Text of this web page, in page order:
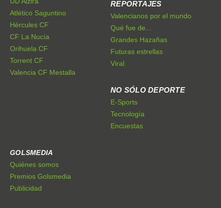
Atlético Saguntino
Hércules CF
CF La Nucía
Orihuela CF
Torrent CF
Valencia CF Mestalla
REPORTAJES
Valencianos por el mundo
Qué fue de...
Grandes Hazañas
Futuras estrellas
Viral
NO SÓLO DEPORTE
E-Sports
Tecnología
Encuestas
GOLSMEDIA
Quiénes somos
Premios Golsmedia
Publicidad